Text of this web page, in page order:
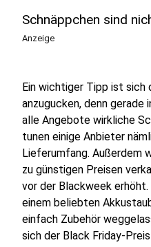
Schnäppchen sind
Anzeige
Ein wichtiger Tipp ist sich
anzugucken, denn gerade
alle Angebote wirkliche
tunen einige Anbieter
Lieferumfang. Außerdem
zu günstigen Preisen
vor der Blackweek
einem beliebten
einfach Zubehör
sich der Black Friday-